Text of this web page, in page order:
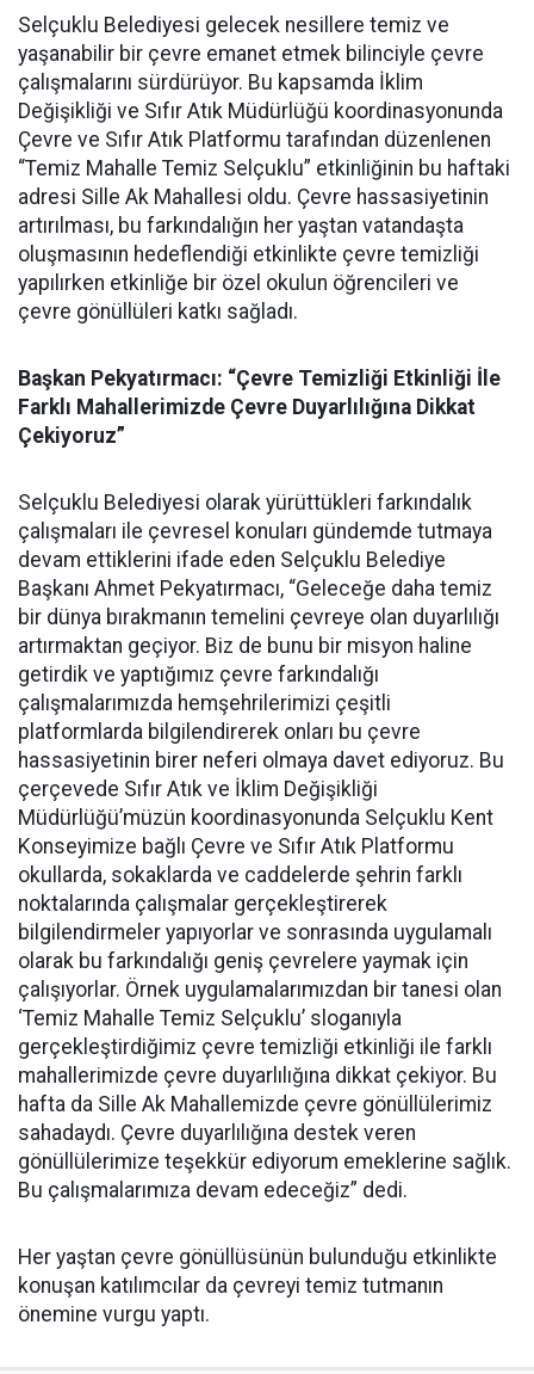
Selçuklu Belediyesi gelecek nesillere temiz ve
yaşanabilir bir çevre emanet etmek bilinciyle çevre
çalışmalarını sürdürüyor. Bu kapsamda İklim
Değişikliği ve Sıfır Atık Müdürlüğü koordinasyonunda
Çevre ve Sıfır Atık Platformu tarafından düzenlenen
“Temiz Mahalle Temiz Selçuklu” etkinliğinin bu haftaki
adresi Sille Ak Mahallesi oldu. Çevre hassasiyetinin
artırılması, bu farkındalığın her yaştan vatandaşta
oluşmasının hedeflendiği etkinlikte çevre temizliği
yapılırken etkinliğe bir özel okulun öğrencileri ve
çevre gönüllüleri katkı sağladı.
Başkan Pekyatırmacı: “Çevre Temizliği Etkinliği İle
Farklı Mahallerimizde Çevre Duyarlılığına Dikkat
Çekiyoruz”
Selçuklu Belediyesi olarak yürüttükleri farkındalık
çalışmaları ile çevresel konuları gündemde tutmaya
devam ettiklerini ifade eden Selçuklu Belediye
Başkanı Ahmet Pekyatırmacı, “Geleceğe daha temiz
bir dünya bırakmanın temelini çevreye olan duyarlılığı
artırmaktan geçiyor. Biz de bunu bir misyon haline
getirdik ve yaptığımız çevre farkındalığı
çalışmalarımızda hemşehrilerimizi çeşitli
platformlarda bilgilendirerek onları bu çevre
hassasiyetinin birer neferi olmaya davet ediyoruz. Bu
çerçevede Sıfır Atık ve İklim Değişikliği
Müdürlüğü’müzün koordinasyonunda Selçuklu Kent
Konseyimize bağlı Çevre ve Sıfır Atık Platformu
okullarda, sokaklarda ve caddelerde şehrin farklı
noktalarında çalışmalar gerçekleştirerek
bilgilendirmeler yapıyorlar ve sonrasında uygulamalı
olarak bu farkındalığı geniş çevrelere yaymak için
çalışıyorlar. Örnek uygulamalarımızdan bir tanesi olan
‘Temiz Mahalle Temiz Selçuklu’ sloganıyla
gerçekleştirdiğimiz çevre temizliği etkinliği ile farklı
mahallerimizde çevre duyarlılığına dikkat çekiyor. Bu
hafta da Sille Ak Mahallemizde çevre gönüllülerimiz
sahadaydı. Çevre duyarlılığına destek veren
gönüllülerimize teşekkür ediyorum emeklerine sağlık.
Bu çalışmalarımıza devam edeceğiz” dedi.
Her yaştan çevre gönüllüsünün bulunduğu etkinlikte
konuşan katılımcılar da çevreyi temiz tutmanın
önemine vurgu yaptı.